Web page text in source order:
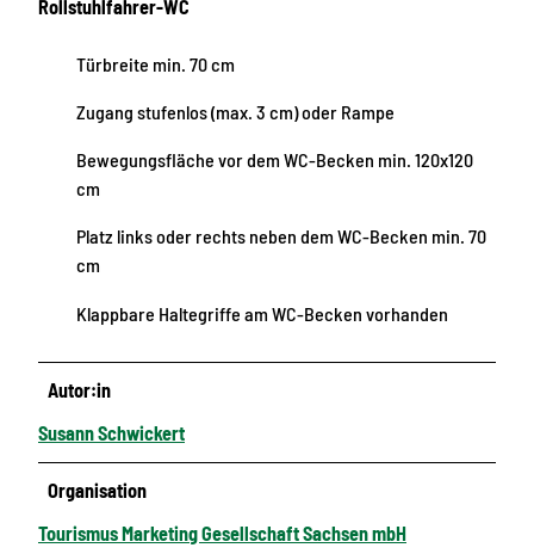
Rollstuhlfahrer-WC
Türbreite min. 70 cm
Zugang stufenlos (max. 3 cm) oder Rampe
Bewegungsfläche vor dem WC-Becken min. 120x120
cm
Platz links oder rechts neben dem WC-Becken min. 70
cm
Klappbare Haltegriffe am WC-Becken vorhanden
Autor:in
Susann Schwickert
Organisation
Tourismus Marketing Gesellschaft Sachsen mbH